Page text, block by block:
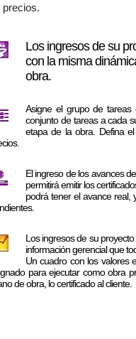
precios.
Los ingresos de su
con la misma
obra.
Asigne el grupo de
conjunto de tareas a cada
etapa de la obra. Defina
El ingreso de los avances
permitirá emitir los
podrá tener el avance real,
Los ingresos de su
información gerencial que
Un cuadro con los valores
para ejecutar como obra
de obra, lo certificado al cliente.